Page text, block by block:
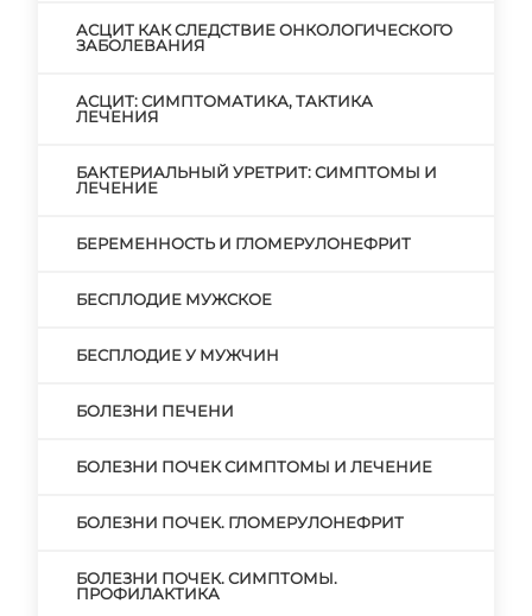
АСЦИТ КАК СЛЕДСТВИЕ ОНКОЛОГИЧЕСКОГО
ЗАБОЛЕВАНИЯ
АСЦИТ: СИМПТОМАТИКА, ТАКТИКА
ЛЕЧЕНИЯ
БАКТЕРИАЛЬНЫЙ УРЕТРИТ: СИМПТОМЫ И
ЛЕЧЕНИЕ
БЕРЕМЕННОСТЬ И ГЛОМЕРУЛОНЕФРИТ
БЕСПЛОДИЕ МУЖСКОЕ
БЕСПЛОДИЕ У МУЖЧИН
БОЛЕЗНИ ПЕЧЕНИ
БОЛЕЗНИ ПОЧЕК СИМПТОМЫ И ЛЕЧЕНИЕ
БОЛЕЗНИ ПОЧЕК. ГЛОМЕРУЛОНЕФРИТ
БОЛЕЗНИ ПОЧЕК. СИМПТОМЫ.
ПРОФИЛАКТИКА